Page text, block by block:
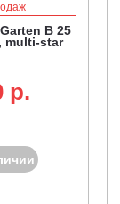
B 25
multi-star
p.